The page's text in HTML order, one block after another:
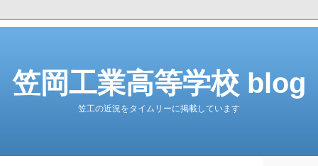
笠岡工業高等学校 blog
笠工の近況をタイムリーに掲載しています